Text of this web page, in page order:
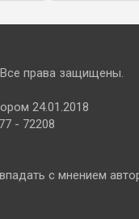
Все права защищены.
24.01.2018
- 72208
с мнением